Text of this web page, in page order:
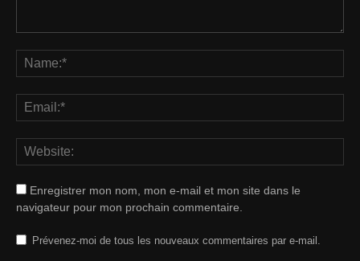
Enregistrer mon nom, mon e-mail et mon site dans le
navigateur pour mon prochain commentaire.
Prévenez-moi de tous les nouveaux commentaires par e-mail.